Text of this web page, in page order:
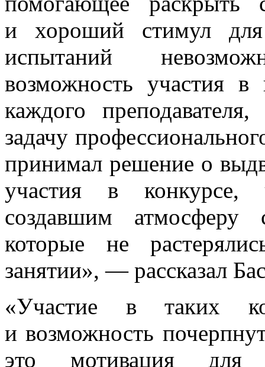
и хороший стимул
испытаний
возможность участия в
каждого
задачу
принимал решение о
участия в конкурсе,
создавшим атмосферу
которые не
занятии», — рассказал
«Участие в таких
и возможность
это мотивация для